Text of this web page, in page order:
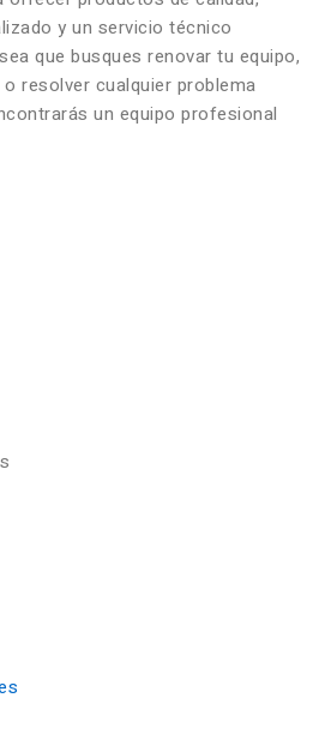
y un servicio técnico
que busques renovar tu equipo,
resolver cualquier problema
un equipo profesional